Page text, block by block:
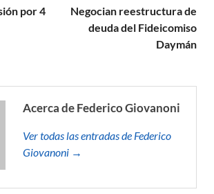
por 4
Negocian reestructura de
deuda del Fideicomiso
Daymán
Acerca de Federico Giovanoni
Ver todas las entradas de Federico
Giovanoni →